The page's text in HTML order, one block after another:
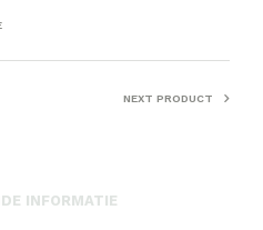
NEXT PRODUCT
INFORMATIE